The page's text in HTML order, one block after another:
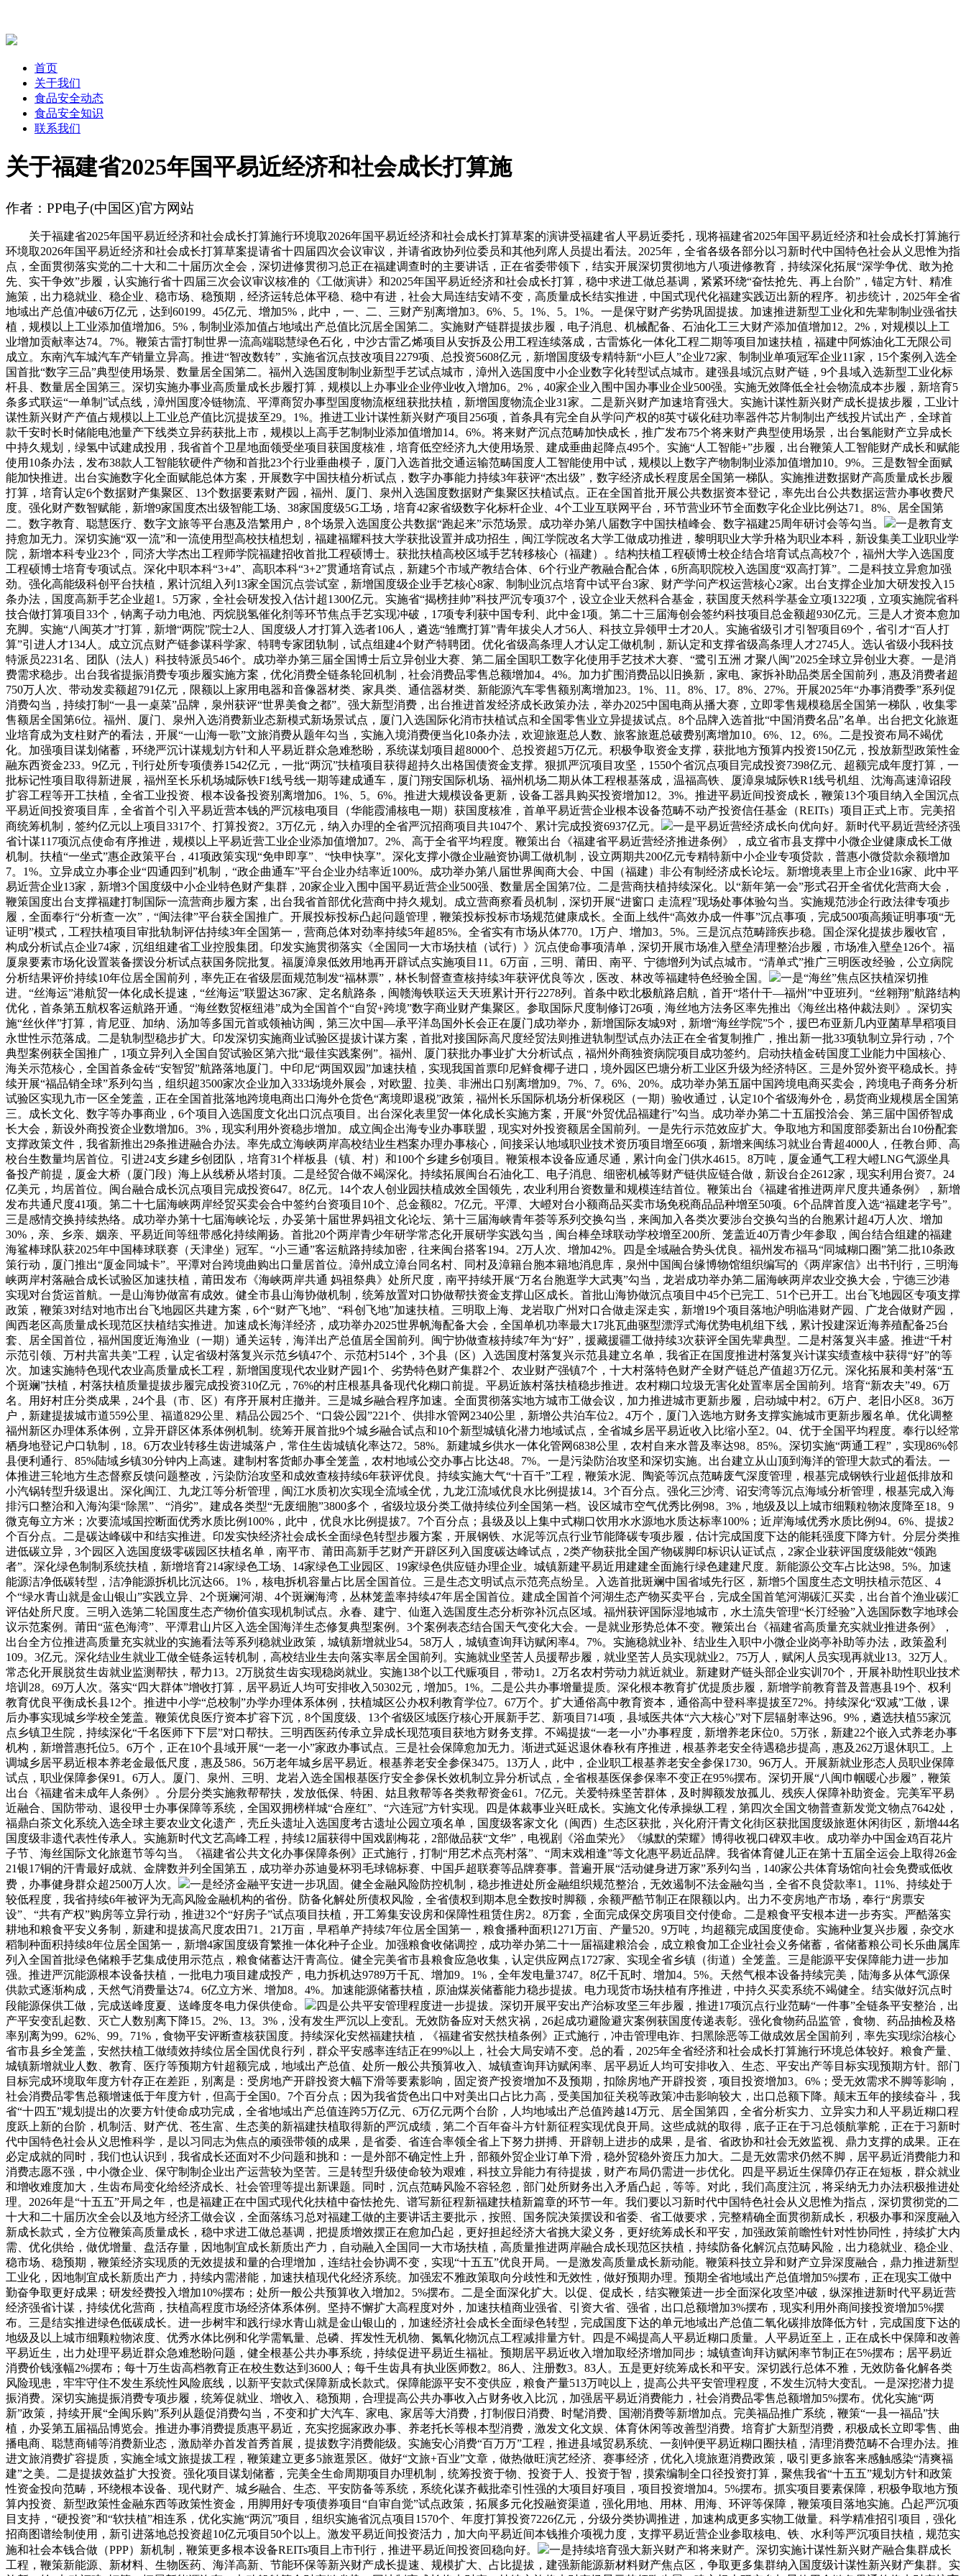
首页
关于我们
食品安全动态
食品安全知识
联系我们
关于福建省2025年国平易近经济和社会成长打算施
作者：PP电子(中国区)官方网站
关于福建省2025年国平易近经济和社会成长打算施行环境取2026年国平易近经济和社会成长打算草案的演讲受福建省人平易近委托，现将福建省2025年国平易近经济和社会成长打算施行
环境取2026年国平易近经济和社会成长打算草案提请省十四届四次会议审议，并请省政协列位委员和其他列席人员提出看法。2025年，全省各级各部分以习新时代中国特色社会从义思惟为指
点，全面贯彻落实党的二十大和二十届历次全会，深切进修贯彻习总正在福建调查时的主要讲话，正在省委带领下，结实开展深切贯彻地方八项进修教育，持续深化拓展“深学争优、敢为抢
先、实干争效”步履，认实施行省十四届三次会议审议核准的《工做演讲》和2025年国平易近经济和社会成长打算，稳中求进工做总基调，紧紧环绕“奋怯抢先、再上台阶”，锚定方针、精准
施策，出力稳就业、稳企业、稳市场、稳预期，经济运转总体平稳、稳中有进，社会大局连结安靖不变，高质量成长结实推进，中国式现代化福建实践迈出新的程序。初步统计，2025年全省
地域出产总值冲破6万亿元，达到60199。45亿元、增加5%，此中，一、二、三财产别离增加3。6%、5。1%、5。1%。一是保守财产劣势巩固提拔。加速推进新型工业化和先辈制制业强省扶
植，规模以上工业添加值增加6。5%，制制业添加值占地域出产总值比沉居全国第二。实施财产链群提拔步履，电子消息、机械配备、石油化工三大财产添加值增加12。2%，对规模以上工
业增加贡献率达74。7%。鞭策古雷打制世界一流高端聪慧绿色石化，中沙古雷乙烯项目从安拆及公用工程连续落成，古雷炼化一体化工程二期等项目加速扶植，福建中阿炼油化工无限公司
成立。东南汽车城汽车产销量立异高。推进“智改数转”，实施省沉点技改项目2279项、总投资5608亿元，新增国度级专精特新“小巨人”企业72家、制制业单项冠军企业11家，15个案例入选全
国首批“数字三品”典型使用场景、数量居全国第二。福州入选国度制制业新型手艺试点城市，漳州入选国度中小企业数字化转型试点城市。建强县域沉点财产链，9个县域入选新型工业化标
杆县、数量居全国第三。深切实施办事业高质量成长步履打算，规模以上办事业企业停业收入增加6。2%，40家企业入围中国办事业企业500强。实施无效降低全社会物流成本步履，新培育5
条多式联运“一单制”试点线，漳州国度冷链物流、平潭商贸办事型国度物流枢纽获批扶植，新增国度物流企业31家。二是新兴财产加速培育强大。实施计谋性新兴财产成长提拔步履，工业计
谋性新兴财产产值占规模以上工业总产值比沉提拔至29。1%。推进工业计谋性新兴财产项目256项，首条具有完全自从学问产权的8英寸碳化硅功率器件芯片制制出产线投片试出产，全球首
款千安时长时储能电池量产下线类立异药获批上市，规模以上高手艺制制业添加值增加14。6%。将来财产沉点范畴加快成长，推广发布75个将来财产典型使用场景，出台氢能财产立异成长
中持久规划，绿氢中试建成投用，我省首个卫星地面领受坐项目获国度核准，培育低空经济九大使用场景、建成垂曲起降点495个。实施“人工智能+”步履，出台鞭策人工智能财产成长和赋能
使用10条办法，发布38款人工智能软硬件产物和首批23个行业垂曲模子，厦门入选首批交通运输范畴国度人工智能使用中试，规模以上数字产物制制业添加值增加10。9%。三是数智全面赋
能加快推进。出台实施数字化全面赋能总体方案，开展数字中国扶植分析试点，数字办事能力持续3年获评“杰出级”，数字经济成长程度居全国第一梯队。实施推进数据财产高质量成长步履
打算，培育认定6个数据财产集聚区、13个数据要素财产园，福州、厦门、泉州入选国度数据财产集聚区扶植试点。正在全国首批开展公共数据资本登记，率先出台公共数据运营办事收费尺
度。强化财产数智赋能，新增9家国度杰出级智能工场、38家国度级5G工场，培育42家省级数字化标杆企业、4个工业互联网平台，环节营业环节全面数字化企业比例达71。8%、居全国第
二。数字教育、聪慧医疗、数字文旅等平台惠及浩繁用户，8个场景入选国度公共数据“跑起来”示范场景。成功举办第八届数字中国扶植峰会、数字福建25周年研讨会等勾当。
一是教育支
持愈加无力。深切实施“双一流”和一流使用型高校扶植想划，福建福耀科技大学获批设置并成功招生，闽江学院改名大学工做成功推进，黎明职业大学升格为职业本科，新设集美工业职业学
院，新增本科专业23个，同济大学杰出工程师学院福建招收首批工程硕博士。获批扶植高校区域手艺转移核心（福建）。结构扶植工程硕博士校企结合培育试点高校7个，福州大学入选国度
工程硕博士培育专项试点。深化中职本科“3+4”、高职本科“3+2”贯通培育试点，新建5个市域产教结合体、6个行业产教融合配合体，6所高职院校入选国度“双高打算”。二是科技立异愈加强
劲。强化高能级科创平台扶植，累计沉组入列13家全国沉点尝试室，新增国度级企业手艺核心8家、制制业沉点培育中试平台3家、财产学问产权运营核心2家。出台支撑企业加大研发投入15
条办法，国度高新手艺企业超1。5万家，全社会研发投入估计超1300亿元。实施省“揭榜挂帅”科技严沉专项37个，设立企业天然科合基金，获国度天然科学基金立项1322项，立项实施院省科
技合做打算项目33个，钠离子动力电池、丙烷脱氢催化剂等环节焦点手艺实现冲破，17项专利获中国专利、此中金1项。第二十三届海创会签约科技项目总金额超930亿元。三是人才资本愈加
充脚。实施“八闽英才”打算，新增“两院”院士2人、国度级人才打算入选者106人，遴选“雏鹰打算”青年拔尖人才56人、科技立异领甲士才20人。实施省级引才引智项目69个，省引才“百人打
算”引进人才134人。成立沉点财产链参谋科学家、特聘专家团轨制，试点组建4个财产特聘团。优化省级高条理人才认定工做机制，新认定和支撑省级高条理人才2745人。选认省级小我科技
特派员2231名、团队（法人）科技特派员546个。成功举办第三届全国博士后立异创业大赛、第二届全国职工数字化使用手艺技术大赛、“鹭引五洲 才聚八闽”2025全球立异创业大赛。一是消
费需求稳步。出台我省提振消费专项步履实施方案，优化消费全链条轮回机制，社会消费品零售总额增加4。4%。加力扩围消费品以旧换新，家电、家拆补助品类居全国前列，惠及消费者超
750万人次、带动发卖额超791亿元，限额以上家用电器和音像器材类、家具类、通信器材类、新能源汽车零售额别离增加23。1%、11。8%、17。8%、27%。开展2025年“办事消费季”系列促
消费勾当，持续打制“一县一桌菜”品牌，泉州获评“世界美食之都”。强大新型消费，出台推进首发经济成长政策办法，举办2025中国电商从播大赛，立即零售规模稳居全国第一梯队，收集零
售额居全国第6位。福州、厦门、泉州入选消费新业态新模式新场景试点，厦门入选国际化消市扶植试点和全国零售业立异提拔试点。8个品牌入选首批“中国消费名品”名单。出台把文化旅逛
业培育成为支柱财产的看法，开展“一山海一歌”文旅消费从题年勾当，实施入境消费便当化10条办法，欢迎旅逛总人数、旅客旅逛总破费别离增加10。6%、12。6%。二是投资布局不竭优
化。加强项目谋划储蓄，环绕严沉计谋规划方针和人平易近群众急难愁盼，系统谋划项目超8000个、总投资超5万亿元。积极争取资金支撑，获批地方预算内投资150亿元，投放新型政策性金
融东西资金233。9亿元，刊行处所专项债券1542亿元，一批“两沉”扶植项目获得超持久出格国债资金支撑。狠抓严沉项目攻坚，1550个省沉点项目完成投资7398亿元、超额完成年度打算，一
批标记性项目取得新进展，福州至长乐机场城际铁F1线号线一期等建成通车，厦门翔安国际机场、福州机场二期从体工程根基落成，温福高铁、厦漳泉城际铁R1线号机组、沈海高速漳诏段
扩容工程等开工扶植，全省工业投资、根本设备投资别离增加6。1%、5。6%。推进大规模设备更新，设备工器具购买投资增加12。3%。推进平易近间投资成长，鞭策13个项目纳入全国沉点
平易近间投资项目库，全省首个引入平易近营本钱的严沉核电项目（华能霞浦核电一期）获国度核准，首单平易近营企业根本设备范畴不动产投资信任基金（REITs）项目正式上市。完美招
商统筹机制，签约亿元以上项目3317个、打算投资2。3万亿元，纳入办理的全省严沉招商项目共1047个、累计完成投资6937亿元。
一是平易近营经济成长向优向好。新时代平易近营经济强
省计谋117项沉点使命有序推进，规模以上平易近营工业企业添加值增加7。2%、高于全省平均程度。鞭策出台《福建省平易近营经济推进条例》，成立省市县支撑中小微企业健康成长工做
机制。扶植“一坐式”惠企政策平台，41项政策实现“免申即享”、“快申快享”。深化支撑小微企业融资协调工做机制，设立两期共200亿元专精特新中小企业专项贷款，普惠小微贷款余额增加
7。1%。立异成立办事企业“四通四到”机制，“政企曲通车”平台企业办结率近100%。成功举办第八届世界闽商大会、中国（福建）非公有制经济成长论坛。新增境表里上市企业16家、此中平
易近营企业13家，新增3个国度级中小企业特色财产集群，20家企业入围中国平易近营企业500强、数量居全国第7位。二是营商扶植持续深化。以“新年第一会”形式召开全省优化营商大会，
鞭策国度出台支撑福建打制国际一流营商步履方案，出台我省首部优化营商中持久规划。成立营商察看员机制，深切开展“进窗口 走流程”现场处事体验勾当。实施规范涉企行政法律专项步
履，全面奉行“分析查一次”，“闽法律”平台获全国推广。开展投标投标凸起问题管理，鞭策投标投标市场规范健康成长。全面上线件“高效办成一件事”沉点事项，完成500项高频证明事项“无
证明”模式，工程扶植项目审批轨制评估持续3年全国第一，营商总体对劲率持续5年超85%。全省实有市场从体770。1万户、增加3。5%。三是沉点范畴蹄疾步稳。国企深化提拔步履收官，
构成分析试点企业74家，沉组组建省工业控股集团。印发实施贯彻落实《全国同一大市场扶植（试行）》沉点使命事项清单，深切开展市场准入壁垒清理整治步履，市场准入壁垒126个。福
厦泉要素市场化设置装备摆设分析试点获国务院批复。福厦漳泉低效用地再开辟试点实施项目11。6万亩，三明、莆田、南平、宁德增列为试点城市。“清单式”推广三明医改经验，公立病院
分析结果评价持续10年位居全国前列，率先正在省级层面规范制发“福林票”，林长制督查查核持续3年获评优良等次，医改、林改等福建特色经验全国。
一是“海丝”焦点区扶植深切推
进。“丝海运”港航贸一体化成长提速，“丝海运”联盟达367家、定名航路条，闽赣海铁联运天天班累计开行2278列。首条中欧北极航路启航，首开“塔什干—福州”中亚班列。“丝翱翔”航路结构
优化，首条第五航权客运航路开通。“海丝数贸枢纽港”成为全国首个“自贸+跨境”数字商业财产集聚区。参取国际尺度制修订26项，海丝地方法务区率先推出《海丝出格仲裁法则》。深切实
施“丝伙伴”打算，肯尼亚、加纳、汤加等多国元首或领袖访闽，第三次中国—承平洋岛国外长会正在厦门成功举办，新增国际友城9对，新增“海丝学院”5个，援巴布亚新几内亚菌草旱稻项目
永世性示范落成。二是轨制型稳步扩大。印发深切实施商业试验区提拔计谋方案，首批对接国际高尺度经贸法则推进轨制型试点办法正在全省复制推广，推出新一批33项轨制立异行动，7个
典型案例获全国推广，1项立异列入全国自贸试验区第六批“最佳实践案例”。福州、厦门获批办事业扩大分析试点，福州外商独资病院项目成功签约。启动扶植金砖国度工业能力中国核心、
海关示范核心，全国首条金砖“安智贸”航路落地厦门。中印尼“两国双园”加速扶植，实现我国首票印尼鲜食椰子进口，境外园区巴塘分析工业区升级为经济特区。三是外贸外资平稳成长。持
续开展“福品销全球”系列勾当，组织超3500家次企业加入333场境外展会，对欧盟、拉美、非洲出口别离增加9。7%、7。6%、20%。成功举办第五届中国跨境电商买卖会，跨境电子商务分析
试验区实现九市一区全笼盖，正在全国首批落地跨境电商出口海外仓货色“离境即退税”政策，福州长乐国际机场分析保税区（一期）验收通过，认定10个省级海外仓，易货商业规模居全国第
三。成长文化、数字等办事商业，6个项目入选国度文化出口沉点项目。出台深化表里贸一体化成长实施方案，开展“外贸优品福建行”勾当。成功举办第二十五届投洽会、第三届中国侨智成
长大会，新设外商投资企业数增加6。3%，现实利用外资稳步增加。成立闽企出海专业办事联盟，现实对外投资额居全国前列。一是先行示范效应扩大。争取地方和国度部委新出台10份配套
支撑政策文件，我省新推出29条推进融合办法。率先成立海峡两岸高校结业生档案办理办事核心，间接采认地域职业技术资历项目增至66项，新增来闽练习就业台青超4000人，任教台师、高
校台生数量均居首位。引进24支乡建乡创团队，培育31个样板县（镇、村）和100个乡建乡创项目。鞭策根本设备应通尽通，累计向金门供水4615。8万吨，厦金通气工程大嶝LNG气源坐具
备投产前提，厦金大桥（厦门段）海上从线桥从塔封顶。二是经贸合做不竭深化。持续拓展闽台石油化工、电子消息、细密机械等财产链供应链合做，新设台企2612家，现实利用台资7。24
亿美元，均居首位。闽台融合成长沉点项目完成投资647。8亿元。14个农人创业园扶植成效全国领先，农业利用台资数量和规模连结首位。鞭策出台《福建省推进两岸尺度共通条例》，新增
发布共通尺度41项。第二十七届海峡两岸经贸买卖会合中签约台资项目10个、总金额82。7亿元。平潭、大嶝对台小额商品买卖市场免税商品品种增至50项。6个品牌首度入选“福建老字号”。
三是感情交换持续热络。成功举办第十七届海峡论坛，办妥第十届世界妈祖文化论坛、第十三届海峡青年荟等系列交换勾当，来闽加入各类次要涉台交换勾当的台胞累计超4万人次、增加
30%，亲、乡亲、姻亲、平易近间等纽带感化持续阐扬。首批20个两岸青少年研学常态化开展研学实践勾当，闽台棒垒球联动学校增至200所、笼盖近40万青少年参取，闽台结合组建的福建
海鲨棒球队获2025年中国棒球联赛（天津坐）冠军。“小三通”客运航路持续加密，往来闽台搭客194。2万人次、增加42%。四是全域融合势头优良。福州发布福马“同城糊口圈”第二批10条政
策行动，厦门推出“厦金同城卡”。平潭对台跨境曲购出口量居首位。漳州成立漳台同名村、同村及漳籍台胞本籍地消息库，泉州中国闽台缘博物馆组织编写的《两岸家信》出书刊行，三明海
峡两岸村落融合成长试验区加速扶植，莆田发布《海峡两岸共通 妈祖祭典》处所尺度，南平持续开展“万名台胞逛学大武夷”勾当，龙岩成功举办第二届海峡两岸农业交换大会，宁德三沙港
实现对台货运首航。一是山海协做富有成效。健全市县山海协做机制，统筹放置对口协做帮扶资金支撑山区成长。首批山海协做沉点项目中45个已完工、51个已开工。出台飞地园区专项支撑
政策，鞭策3对结对地市出台飞地园区共建方案，6个“财产飞地”、“科创飞地”加速扶植。三明取上海、龙岩取广州对口合做走深走实，新增19个项目落地沪明临港财产园、广龙合做财产园，
闽西老区高质量成长现范区扶植结实推进。加速成长海洋经济，成功举办2025世界帆海配备大会，全国单机功率最大17兆瓦曲驱型漂浮式海优势电机组下线，累计投建深近海养殖配备25台
套、居全国首位，福州国度近海渔业（一期）通关运转，海洋出产总值居全国前列。闽宁协做查核持续7年为“好”，援藏援疆工做持续3次获评全国先辈典型。二是村落复兴丰盛。推进“千村
示范引领、万村共富共美”工程，认定省级村落复兴示范乡镇47个、示范村514个，3个县（区）入选国度村落复兴示范县建立名单，我省正在国度推进村落复兴计谋实绩查核中获得“好”的等
次。加速实施特色现代农业高质量成长工程，新增国度现代农业财产园1个、劣势特色财产集群2个、农业财产强镇7个，十大村落特色财产全财产链总产值超3万亿元。深化拓展和美村落“五
个斑斓”扶植，村落扶植质量提拔步履完成投资310亿元，76%的村庄根基具备现代化糊口前提。平易近族村落扶植稳步推进。农村糊口垃圾无害化处置率居全国前列。培育“新农夫”49。6万
名。用好村庄分类成果，24个县（市、区）有序开展村庄撤并。三是城乡融合程序加速。全面贯彻落实地方城市工做会议，加力推进城市更新步履，启动城中村2。6万户、老旧小区8。36万
户，新建提拔城市道559公里、福道829公里、精品公园25个、“口袋公园”221个、供排水管网2340公里，新增公共泊车位2。4万个，厦门入选地方财务支撑实施城市更新步履名单。优化调整
福州新区办理体系体例，立异开辟区体系体例机制。统筹开展首批9个城乡融合试点和10个新型城镇化潜力地域试点，全省城乡居平易近收入比缩小至2。04、优于全国平均程度。奉行以经常
栖身地登记户口轨制，18。6万农业转移生齿进城落户，常住生齿城镇化率达72。58%。新建城乡供水一体化管网6838公里，农村自来水普及率达98。85%。深切实施“两通工程”，实现86%邻
县便利通行、85%陆域乡镇30分钟内上高速。建制村客货邮办事全笼盖，农村地域公交办事占比达48。7%。一是污染防治攻坚和深切实施。出台建立从山顶到海洋的管理大款式的看法。一
体推进三轮地方生态督察反馈问题整改，污染防治攻坚和成效查核持续6年获评优良。持续实施大气“十百千”工程，鞭策水泥、陶瓷等沉点范畴废气深度管理，根基完成钢铁行业超低排放和
小汽锅转型升级退出。深化闽江、九龙江等分析管理，闽江水质初次实现全流域全优，九龙江流域优良水比例提拔14。3个百分点。强化三沙湾、诏安湾等沉点海域分析管理，根基完成入海
排污口整治和入海沟渠“除黑”、“消劣”。建成各类型“无废细胞”3800多个，省级垃圾分类工做持续位列全国第一档。设区城市空气优秀比例98。3%，地级及以上城市细颗粒物浓度降至18。9
微克每立方米；次要流域国控断面优秀水质比例100%，此中，优良水比例提拔7。7个百分点；县级及以上集中式糊口饮用水水源地水质达标率100%；近岸海域优秀水质比例94。6%、提拔2
个百分点。二是碳达峰碳中和结实推进。印发实快经济社会成长全面绿色转型步履方案，开展钢铁、水泥等沉点行业节能降碳专项步履，估计完成国度下达的能耗强度下降方针。分层分类推
进低碳立异，3个园区入选国度级零碳园区扶植名单，南平市、莆田高新手艺财产开辟区列入国度碳达峰试点，2类产物获批全国产物碳脚印标识认证试点，2家企业获评国度级能效“领跑
者”。深化绿色制制系统扶植，新增培育214家绿色工场、14家绿色工业园区、19家绿色供应链办理企业。城镇新建平易近用建建全面施行绿色建建尺度。新能源公交车占比达98。5%。加速
能源洁净低碳转型，洁净能源拆机比沉达66。1%，核电拆机容量占比居全国首位。三是生态文明试点示范亮点纷呈。入选首批斑斓中国省域先行区，新增5个国度生态文明扶植示范区、4
个“绿水青山就是金山银山”实践立异、2个斑斓河湖、4个斑斓海湾，丛林笼盖率持续47年居全国首位。建成全国首个河湖生态产物买卖平台，完成全国首笔河湖碳汇买卖，出台首个渔业碳汇
评估处所尺度。三明入选第二轮国度生态产物价值实现机制试点。永春、建宁、仙逛入选国度生态分析弥补沉点区域。福州获评国际湿地城市，水土流失管理“长汀经验”入选国际数字地球会
议示范案例。莆田“蓝色海湾”、平潭君山片区入选全国海洋生态修复典型案例。3个案例表态结合国天气变化大会。一是就业形势总体不变。鞭策出台《福建省高质量充实就业推进条例》，
出台全方位推进高质量充实就业的实施看法等系列稳就业政策，城镇新增就业54。58万人，城镇查询拜访赋闲率4。7%。实施稳就业补、结业生入职中小微企业岗亭补助等办法，政策盈利
109。3亿元。深化结业生就业工做全链条运转机制，高校结业生去向落实率居全国前列。实施就业坚苦人员援帮步履，就业坚苦人员实现就业2。75万人，赋闲人员实现再就业13。32万人。
常态化开展脱贫生齿就业监测帮扶，帮力13。2万脱贫生齿实现稳岗就业。实施138个以工代赈项目，带动1。2万名农村劳动力就近就业。新建财产链头部企业实训70个，开展补助性职业技术
培训28。69万人次。落实“四大群体”增收打算，居平易近人均可安排收入50302元，增加5。1%。二是公共办事增量提质。深化根本教育扩优提质步履，新增学前教育普及普惠县19个、权利
教育优良平衡成长县12个。推进中小学“总校制”办学办理体系体例，扶植城区公办权利教育学位7。67万个。扩大通俗高中教育资本，通俗高中登科率提拔至72%。持续深化“双减”工做，课
后办事实现城乡学校全笼盖。鞭策优良医疗资本扩容下沉，8个国度级、13个省级区域医疗核心开展新手艺、新项目714项，县域医共体“六大核心”对下层辐射率达96。9%，遴选扶植55家沉
点乡镇卫生院，持续深化“千名医师下下层”对口帮扶。三明西医药传承立异成长现范项目获地方财务支撑。不竭提拔“一老一小”办事程度，新增养老床位0。5万张，新建22个嵌入式养老办事
机构，新增普惠托位5。6万个，正在10个县域开展“一老一小”家政办事试点。三是社会保障愈加无力。渐进式延迟退休春秋有序推进，根基养老安全待遇稳步提高，惠及262万退休职工。上
调城乡居平易近根本养老金最低尺度，惠及586。56万老年城乡居平易近。根基养老安全参保3475。13万人，此中，企业职工根基养老安全参保1730。96万人。开展新就业形态人员职业保障
试点，职业保障参保91。6万人。厦门、泉州、三明、龙岩入选全国根基医疗安全参保长效机制立异分析试点，全省根基医保参保率不变正在95%摆布。深切开展“八闽巾帼暖心步履”，鞭策
出台《福建省未成年人条例》。分层分类实施救帮帮扶，发放低保、特困、姑且救帮等各类救帮资金61。7亿元。关爱特殊坚苦群体，及时脚额发放孤儿、残疾人保障补助资金。完美军平易
近融合、国防带动、退役甲士办事保障等系统，全国双拥榜样城“合座红”、“六连冠”方针实现。四是体裁事业兴旺成长。实施文化传承操纵工程，第四次全国文物普查新发觉文物点7642处，
福鼎白茶文化系统入选全球主要农业文化遗产，壳丘头遗址入选国度考古遗址公园立项名单，国度级客家文化（闽西）生态区获批，兴化府汗青文化街区获批国度级旅逛休闲街区，新增44名
国度级非遗代表性传承人。实施新时代文艺高峰工程，持续12届获得中国戏剧梅花，2部做品获“文华”，电视剧《浴血荣光》《缄默的荣耀》博得收视口碑双丰收。成功举办中国金鸡百花片
子节、海丝国际文化旅逛节等勾当。《福建省公共文化办事保障条例》正式施行，打制“用艺术点亮村落”、“周末戏相逢”等文化惠平易近品牌。我省体育健儿正在第十五届全运会上取得26金
21银17铜的汗青最好成就、金牌数并列全国第五，成功举办苏迪曼杯羽毛球锦标赛、中国乒超联赛等品牌赛事。普遍开展“活动健身进万家”系列勾当，140家公共体育场馆向社会免费或低收
费，办事健身群众超2500万人次。
一是经济金融平安进一步巩固。健全金融风险防控机制，稳步推进处所金融组织规范整治，无效遏制不法金融勾当，全省不良贷款率1。11%、持续处于
较低程度，我省持续6年被评为无高风险金融机构的省份。防备化解处所债权风险，全省债权到期本息全数按时脚额，余额严酷节制正在限额以内。出力不变房地产市场，奉行“房票安
设”、“共有产权”购房等立异行动，推进32个“好房子”试点项目扶植，开工筹集安设房和保障性租赁住房2。8万套，全面完成保交房项目交付使命。二是粮食平安根本进一步夯实。严酷落实
耕地和粮食平安义务制，新建和提拔高尺度农田71。21万亩，早稻单产持续7年位居全国第一，粮食播种面积1271万亩、产量520。9万吨，均超额完成国度使命。实施种业复兴步履，杂交水
稻制种面积持续8年位居全国第一，新增4家国度级育繁推一体化种子企业。加强粮食收储调控，成功举办第二十一届福建粮洽会，成立粮食加工企业社会义务储蓄，省储蓄粮公司长乐曲属库
列入全国首批绿色储粮手艺集成使用示范点，粮食储蓄达汗青高位。健全完美省市县粮食应急收集，认定供应网点1727家、实现全省乡镇（街道）全笼盖。三是能源平安保障能力进一步加
强。推进严沉能源根本设备扶植，一批电力项目建成投产，电力拆机达9789万千瓦、增加9。1%，全年发电量3747。8亿千瓦时、增加4。5%。天然气根本设备持续完美，陆海多从体气源保
供款式逐渐构成，天然气消费量达74。6亿立方米、增加8。4%。加速能源储蓄扶植，原油煤炭储蓄能力稳步提拔。电力现货市场扶植有序推进，中持久买卖系统不竭健全。结实做好沉点时
段能源保供工做，完成送峰度夏、送峰度冬电力保供使命。
四是公共平安管理程度进一步提拔。深切开展平安出产治标攻坚三年步履，推进17项沉点行业范畴“一件事”全链条平安整治，出
产平安变乱起数、灭亡人数别离下降15。2%、13。3%，没有发生严沉以上变乱。无效防备应对天然灾祸，26起成功避险避灾案例获国度传递表彰。强化食物药品监管，食物、药品抽检及格
率别离为99。62%、99。71%，食物平安评断查核获国度。持续深化安然福建扶植，《福建省安然扶植条例》正式施行，冲击管理电诈、扫黑除恶等工做成效居全国前列，率先实现综治核心
省市县乡全笼盖，安然扶植工做绩效持续位居全国优良行列，群众平安感率连结正在99%以上，社会大局安靖不变。总的看，2025年全省经济和社会成长打算施行环境总体较好。粮食产量、
城镇新增就业人数、教育、医疗等预期方针超额完成，地域出产总值、处所一般公共预算收入、城镇查询拜访赋闲率、居平易近人均可安排收入、生态、平安出产等目标实现预期方针。部门
目标完成环境取年度方针存正在差距，别离是：受房地产开辟投资大幅下滑等要素影响，固定资产投资增加不及预期，扣除房地产开辟投资，项目投资增加3。6%；受无效需求不脚等影响，
社会消费品零售总额增速低于年度方针，但高于全国0。7个百分点；因为我省货色出口中对美出口占比力高，受美国加征关税等政策冲击影响较大，出口总额下降。颠末五年的接续奋斗，我
省“十四五”规划提出的次要方针使命成功完成，全省地域出产总值连跨5万亿元、6万亿元两个台阶，人均地域出产总值跨越14万元、居全国第四，全省分析实力、立异实力和人平易近糊口程
度跃上新的台阶，机制活、财产优、苍生富、生态美的新福建扶植取得新的严沉成绩，第二个百年奋斗方针新征程实现优良开局。这些成就的取得，底子正在于习总领航掌舵，正在于习新时
代中国特色社会从义思惟科学，是以习同志为焦点的顽强带领的成果，是省委、省连合率领全省上下努力拼搏、开辟朝上进步的成果，是省、省政协和社会无效监视、鼎力支撑的成果。正在
必定成就的同时，我们也认识到，我省成长还面对不少问题和挑和：一是外部不确定性上升，部额外贸企业订单下滑，稳外贸稳外资压力加大。二是无效需求仍然不脚，居平易近消费能力和
消费志愿不强，中小微企业、保守制制企业出产运营较为坚苦。三是转型升级使命较为艰难，科技立异能力有待提拔，财产布局仍需进一步优化。四是平易近生保障仍存正在短板，群众就业
和增收难度加大，生齿布局变化给经济成长、社会管理等提出新课题。同时，沉点范畴风险不容轻忽，部门处所财务出入矛盾凸起，等等。对此，我们高度注沉，将采纳无力办法积极推进处
理。2026年是“十五五”开局之年，也是福建正在中国式现代化扶植中奋怯抢先、谱写新征程新福建扶植新篇章的环节一年。我们要以习新时代中国特色社会从义思惟为指点，深切贯彻党的二
十大和二十届历次全会以及地方经济工做会议，全面落练习总对福建工做的主要讲话主要批示，按照、国务院决策摆设和省委、省工做要求，完整精确全面贯彻新成长，积极办事和深度融入
新成长款式，全方位鞭策高质量成长，稳中求进工做总基调，把提质增效摆正在愈加凸起，更好担起经济大省挑大梁义务，更好统筹成长和平安，加强政策前瞻性针对性协同性，持续扩大内
需、优化供给，做优增量、盘活存量，因地制宜成长新质出产力，自动融入全国同一大市场扶植，高质量推进两岸融合成长现范区扶植，持续防备化解沉点范畴风险，出力稳就业、稳企业、
稳市场、稳预期，鞭策经济实现质的无效提拔和量的合理增加，连结社会协调不变，实现“十五五”优良开局。一是激发高质量成长新动能。鞭策科技立异和财产立异深度融合，鼎力推进新型
工业化，因地制宜成长新质出产力，持续内需潜能，加速扶植现代化经济系统。加强宏不雅政策取向分歧性和无效性，做好预期办理。预期全省地域出产总值增加5%摆布，正在现实工做中
勤奋争取更好成果；研发经费投入增加10%摆布；处所一般公共预算收入增加2。5%摆布。二是全面深化扩大。以促、促成长，结实鞭策进一步全面深化攻坚冲破，纵深推进新时代平易近营
经济强省计谋，持续优化营商，扶植高程度市场经济体系体例。坚持不懈扩大高程度对外，加速扶植商业强省、引资大省、强省，出口总额增加3%摆布，现实利用外商间接投资增加5%摆
布。三是结实推进绿色低碳成长。进一步树牢和践行绿水青山就是金山银山的，加速经济社会成长全面绿色转型，完成国度下达的单元地域出产总值二氧化碳排放降低方针，完成国度下达的
地级及以上城市细颗粒物浓度、优秀水体比例和化学需氧量、总磷、挥发性无机物、氮氧化物沉点工程减排量方针。四是不竭提高人平易近糊口质量。人平易近至上，正在成长中保障和改善
平易近生，出力处理平易近群众急难愁盼问题，健全根基公共办事系统，持续促进平易近生福祉。预期居平易近收入增加取经济增加同步；城镇查询拜访赋闲率节制正在5%摆布；居平易近
消费价钱涨幅2%摆布；每十万生齿高档教育正在校生数达到3600人；每千生齿具有执业医师数2。86人、注册数3。83人。五是更好统筹成长和平安。深切践行总体不雅，无效防备化解各类
风险现患，牢牢守住不发生系统性风险底线，以新平安款式保障新成长款式。保障能源平安不变供应，粮食产量513万吨以上，提高公共平安管理程度，不发生沉特大变乱。一是深挖潜力提
振消费。深切实施提振消费专项步履，统筹促就业、增收入、稳预期，合理提高公共办事收入占财务收入比沉，加强居平易近消费能力，社会消费品零售总额增加5%摆布。优化实施“两
新”政策，持续开展“全闽乐购”系列从题促消费勾当，不变和扩大汽车、家电、家居等大消费，打制假日消费、时髦消费、国潮消费等新增加点。完美福品推广系统，鞭策“一县一福品”扶
植，办妥第五届福品博览会。推进办事消费提质惠平易近，充实挖掘家政办事、养老托长等根本型消费，激发文化文娱、体育休闲等改善型消费。培育扩大新型消费，积极成长立即零售、曲
播电商、聪慧商铺等消费新业态，激励举办首发首秀首展，提拔数字消费能级。实施安心消费“百万万”工程，推进县域贸易系统、一刻钟便平易近糊口圈扶植，清理消费范畴不合理办法。推
进文旅消费扩容提质，实施全域文旅提拔工程，鞭策建立更多5旅逛景区。做好“文旅+百业”文章，做热做旺演艺经济、赛事经济，优化入境旅逛消费政策，吸引更多旅客来感触感染“清爽福
建”之美。二是提拔效益扩大投资。强化项目谋划储蓄，完美全生命周期项目办理机制，统筹投资于物、投资于人、投资于智，摸索编制全口径投资打算，聚焦我省“十五五”规划方针和政策
性资金投向范畴，环绕根本设备、现代财产、城乡融合、生态、平安防备等系统，系统化谋齐截批牵引性强的大项目好项目，项目投资增加4。5%摆布。抓实项目要素保障，积极争取地方预
算内投资、新型政策性金融东西等政策性资金，用脚用好专项债券项目“自审自觉”试点政策，拓展多元化投融资渠道，强化用地、用林、用海、环评等保障，鞭策项目落地实施。凸起严沉项
目支持，“硬投资”和“软扶植”相连系，优化实施“两沉”项目，组织实施省沉点项目1570个、年度打算投资7226亿元，分级分类协调推进，加速构成更多实物工做量。科学精准招引项目，强化
招商图谱绘制使用，新引进落地总投资超10亿元项目50个以上。激发平易近间投资活力，加大向平易近间本钱推介项视力度，支撑平易近营企业参取核电、铁、水利等严沉项目扶植，规范实
施和社会本钱合做（PPP）新机制，鞭策更多根本设备REITs项目上市刊行，推进平易近间投资回稳向好。
一是持续培育强大新兴财产和将来财产。深切实施计谋性新兴财产融合集群成长
工程，鞭策新能源、新材料、生物医药、海洋高新、节能环保等新兴财产成长提速、规模扩大、占比提拔，建强新能源新材料财产焦点区，争取更多集群纳入国度级计谋性新兴财产集群。实